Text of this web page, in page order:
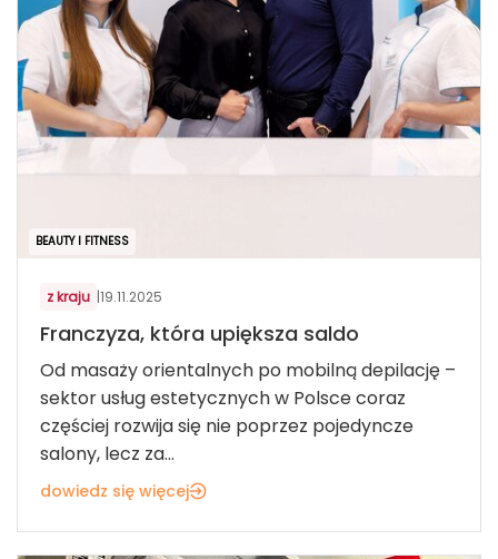
BEAUTY I FITNESS
z kraju |19.11.2025
Franczyza, która upiększa saldo
Od masaży orientalnych po mobilną depilację –
sektor usług estetycznych w Polsce coraz
częściej rozwija się nie poprzez pojedyncze
salony, lecz za...
dowiedz się więcej